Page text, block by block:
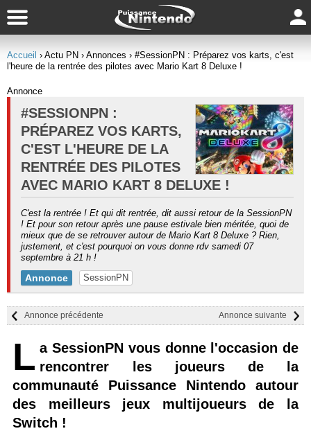
Accueil › Actu PN › Annonces › #SessionPN : Préparez vos karts, c'est
l'heure de la rentrée des pilotes avec Mario Kart 8 Deluxe !
Annonce
#SESSIONPN :
PRÉPAREZ VOS KARTS,
C'EST L'HEURE DE LA
RENTRÉE DES PILOTES
AVEC MARIO KART 8 DELUXE !
C'est la rentrée ! Et qui dit rentrée, dit aussi retour de la SessionPN
! Et pour son retour après une pause estivale bien méritée, quoi de
mieux que de se retrouver autour de Mario Kart 8 Deluxe ? Rien,
justement, et c'est pourquoi on vous donne rdv samedi 07
septembre à 21 h !
Annonce SessionPN
Annonce suivante
Annonce précédente
L a SessionPN vous donne l'occasion de
rencontrer les joueurs de la
communauté Puissance Nintendo autour
des meilleurs jeux multijoueurs de la
Switch !